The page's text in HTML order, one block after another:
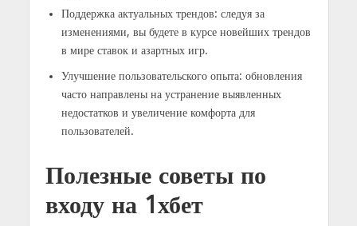
Поддержка актуальных трендов: следуя за
изменениями, вы будете в курсе новейших трендов
в мире ставок и азартных игр.
Улучшение пользовательского опыта: обновления
часто направлены на устранение выявленных
недостатков и увеличение комфорта для
пользователей.
Полезные советы по
входу на 1хбет